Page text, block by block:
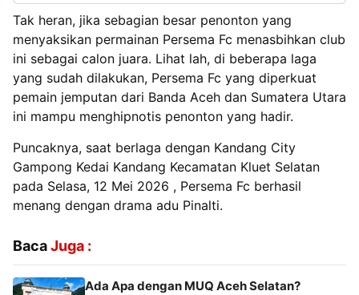
Tak heran, jika sebagian besar penonton yang
menyaksikan permainan Persema Fc menasbihkan club
ini sebagai calon juara. Lihat lah, di beberapa laga
yang sudah dilakukan, Persema Fc yang diperkuat
pemain jemputan dari Banda Aceh dan Sumatera Utara
ini mampu menghipnotis penonton yang hadir.
Puncaknya, saat berlaga dengan Kandang City
Gampong Kedai Kandang Kecamatan Kluet Selatan
pada Selasa, 12 Mei 2026 , Persema Fc berhasil
menang dengan drama adu Pinalti.
BacaJuga :
Ada Apa dengan MUQ Aceh Selatan?